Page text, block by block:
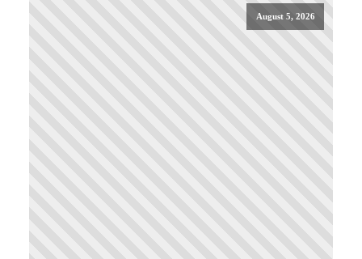
August 5, 2026